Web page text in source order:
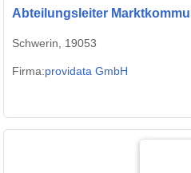
Abteilungsleiter
Schwerin, 19053
Firma:providata GmbH